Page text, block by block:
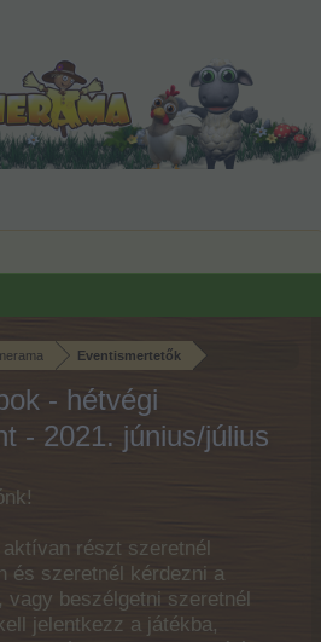
Eventismertetők
- hétvégi
- 2021. június/július
részt szeretnél
és szeretnél kérdezni a
vagy beszélgetni szeretnél
jelentkezz a játékba,